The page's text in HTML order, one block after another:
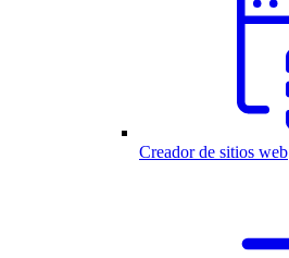
Creador de sitios web